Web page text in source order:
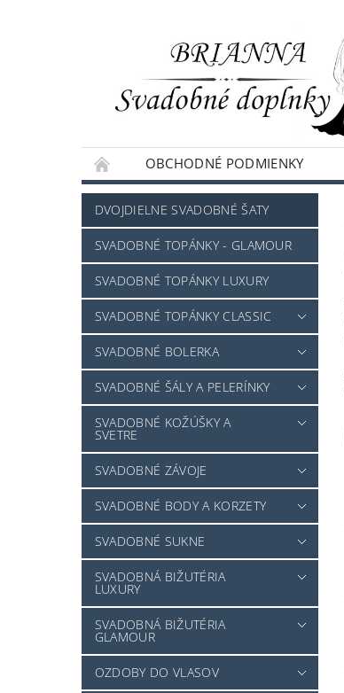
OBCHODNÉ PODMIENKY
NAPÍŠTE NÁM
DVOJDIELNE SVADOBNÉ ŠATY
SVADOBNÉ TOPÁNKY - GLAMOUR
SVADOBNÉ TOPÁNKY LUXURY
SVADOBNÉ TOPÁNKY CLASSIC
SVADOBNÉ BOLERKA
SVADOBNÉ ŠÁLY A PELERÍNKY
SVADOBNÉ KOŽÚŠKY A
SVETRE
SVADOBNÉ ZÁVOJE
SVADOBNÉ BODY A KORZETY
SVADOBNÉ SUKNE
SVADOBNÁ BIŽUTÉRIA
LUXURY
SVADOBNÁ BIŽUTÉRIA
GLAMOUR
OZDOBY DO VLASOV